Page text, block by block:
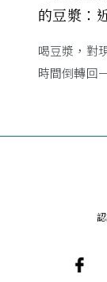
的豆漿：
喝豆漿，對
時間倒轉回